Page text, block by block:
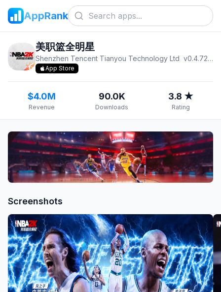
AppRank
美职篮全明星
Shenzhen Tencent Tianyou Technology Ltd v0.4.7200
App Store
$4.0M
Revenue
90.0K
Downloads
3.8 ★
Rating
Screenshots